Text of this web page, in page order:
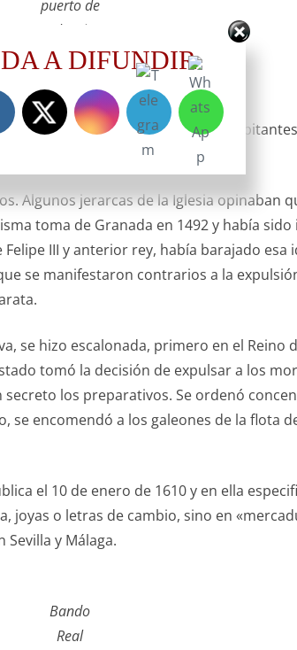
puerto de
Valencia.
Pedro
(1616)
población total de 7.500.000 de
Algunos jerarcas de la Iglesia opinaban
toma de Granada en 1492 y había
III y anterior rey, había barajado
se manifestaron contrarios a la
se hizo escalonada, primero en el Reino
tomó la decisión de expulsar a los
los preparativos. Se ordenó
encomendó a los galeones de la flota
el 10 de enero de 1610 y en ella
joyas o letras de cambio, sino en
y Málaga.
Bando
Real
A DIFUNDIR